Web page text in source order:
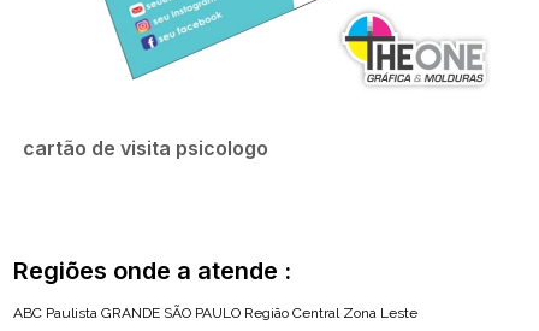
cartão de visita psicologo
Regiões onde a atende :
ABC Paulista GRANDE SÃO PAULO Região Central Zona Leste